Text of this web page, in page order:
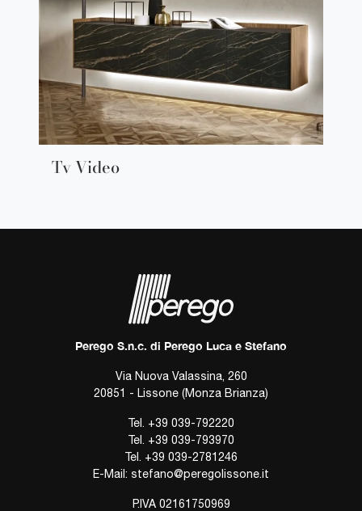
Tv Video
Perego S.n.c. di Perego Luca e Stefano
Via Nuova Valassina, 260
20851 - Lissone (Monza Brianza)
Tel. +39 039-792220
Tel. +39 039-793970
Tel. +39 039-2781246
E-Mail: stefano@peregolissone.it
P.IVA 02161750969